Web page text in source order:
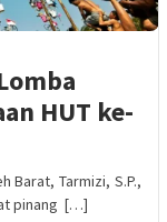
HUT ke-
Barat, Tarmizi, S.P.,
pinang […]